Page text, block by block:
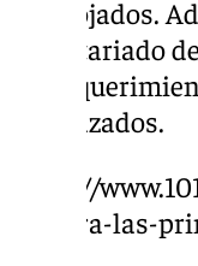
desalojados.
voluntariado
los
desplazados.
https://
registra-las-